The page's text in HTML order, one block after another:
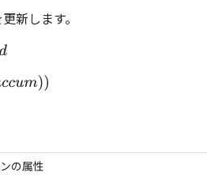
新します。
))
の属性